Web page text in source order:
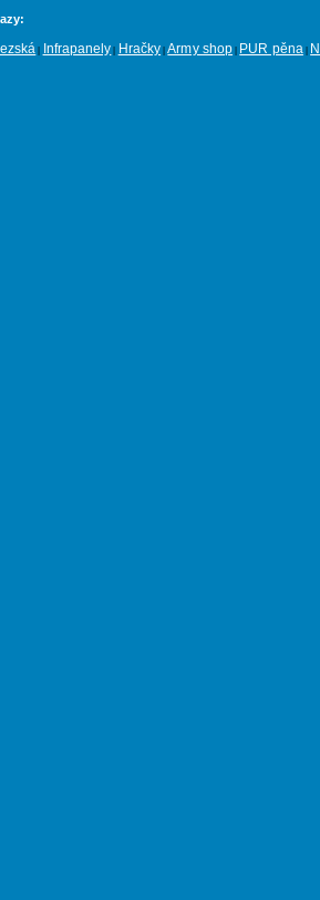
Infrapanely Hračky |Army shop PUR pěna|